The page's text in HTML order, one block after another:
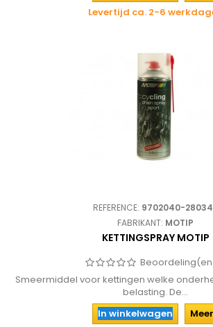
Levertijd ca. 2-6
REFERENCE: 9702040-
FABRIKANT: MOTIP
KETTINGSPRAY MOTIP
Smeermiddel voor kettingen welke
belasting. De...
In winkelwagen
Meer